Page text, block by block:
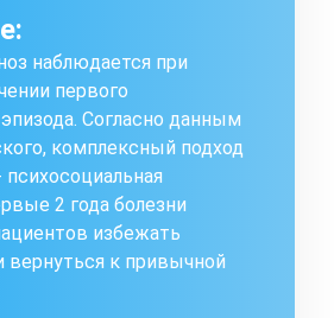
наблюдается при
первого
Согласно данным
комплексный подход
2 года болезни
избежать
вернуться к привычной